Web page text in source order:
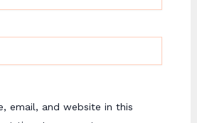
email, and website in this